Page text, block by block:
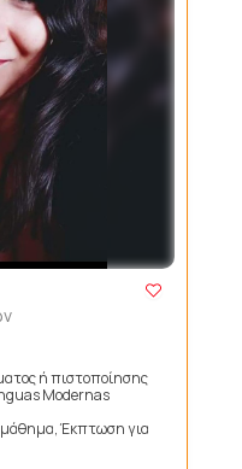
ή πιστοποίησης
Modernas
Έκπτωση για